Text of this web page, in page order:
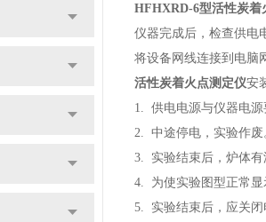
HFHXRD-6型活性炭着
仪器完成后，检查供电
将设备网线连接到电脑
活性炭着火点测定仪安
1. 供电电源与仪器电
2. 中途停电，实验作
3. 实验结束后，炉体
4. 为使实验图型正常显
5. 实验结束后，应关闭